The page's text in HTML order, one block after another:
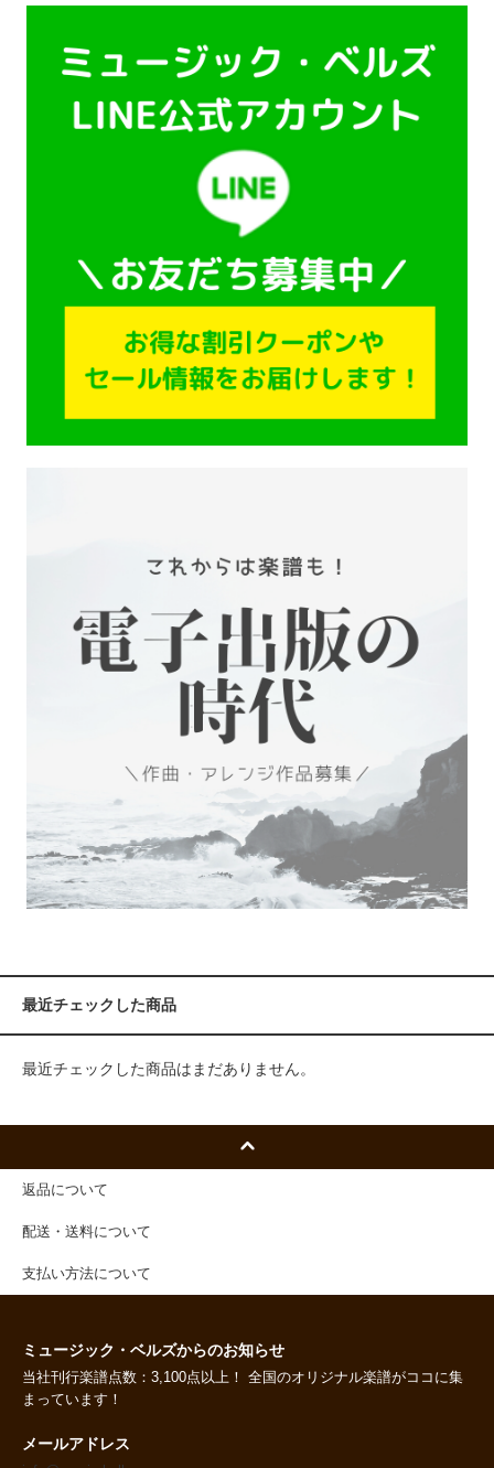
最近チェックした商品
最近チェックした商品はまだありません。
返品について
配送・送料について
支払い方法について
ミュージック・ベルズからのお知らせ
当社刊行楽譜点数：3,100点以上！ 全国のオリジナル楽譜がココに集
まっています！
メールアドレス